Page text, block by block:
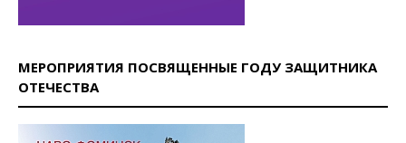
МЕРОПРИЯТИЯ ПОСВЯЩЕННЫЕ ГОДУ ЗАЩИТНИКА
ОТЕЧЕСТВА